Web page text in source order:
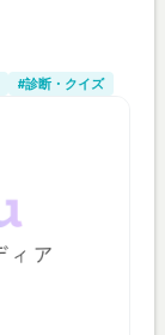
#診断・クイズ